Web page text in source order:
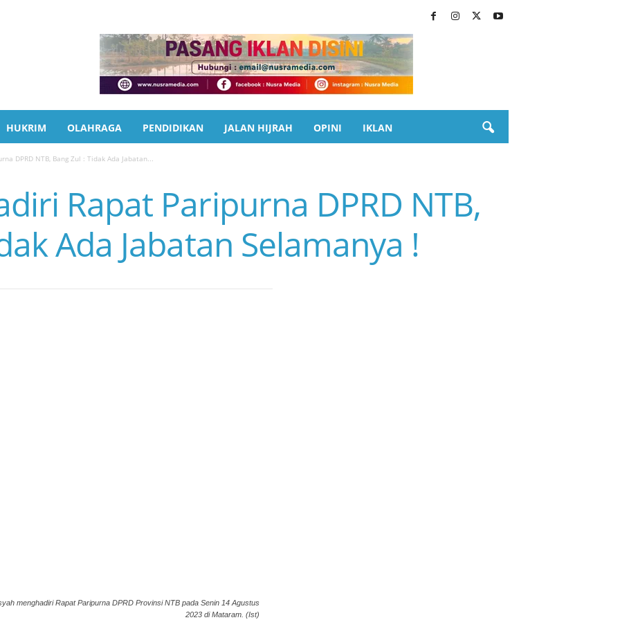
HUKRIM OLAHRAGA PENDIDIKAN JALAN HIJRAH OPINI IKLAN
DPRD NTB, Bang Zul : Tidak Ada Jabatan...
Rapat Paripurna DPRD NTB,
Ada Jabatan Selamanya !
menghadiri Rapat Paripurna DPRD Provinsi NTB pada Senin 14 Agustus
2023 di Mataram. (Ist)